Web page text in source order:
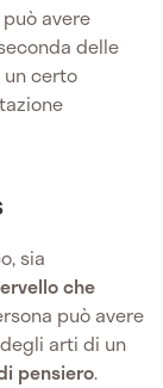
avere
delle
certo
sia
che
può avere
arti di un
pensiero.